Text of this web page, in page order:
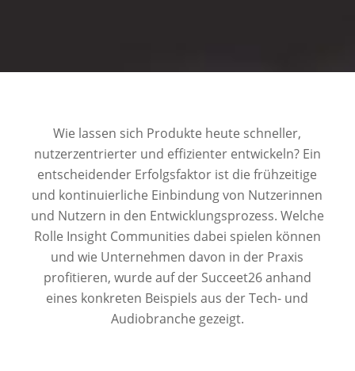
Wie lassen sich Produkte heute schneller,
nutzerzentrierter und effizienter entwickeln? Ein
entscheidender Erfolgsfaktor ist die frühzeitige
und kontinuierliche Einbindung von Nutzerinnen
und Nutzern in den Entwicklungsprozess. Welche
Rolle Insight Communities dabei spielen können
und wie Unternehmen davon in der Praxis
profitieren, wurde auf der Succeet26 anhand
eines konkreten Beispiels aus der Tech- und
Audiobranche gezeigt.